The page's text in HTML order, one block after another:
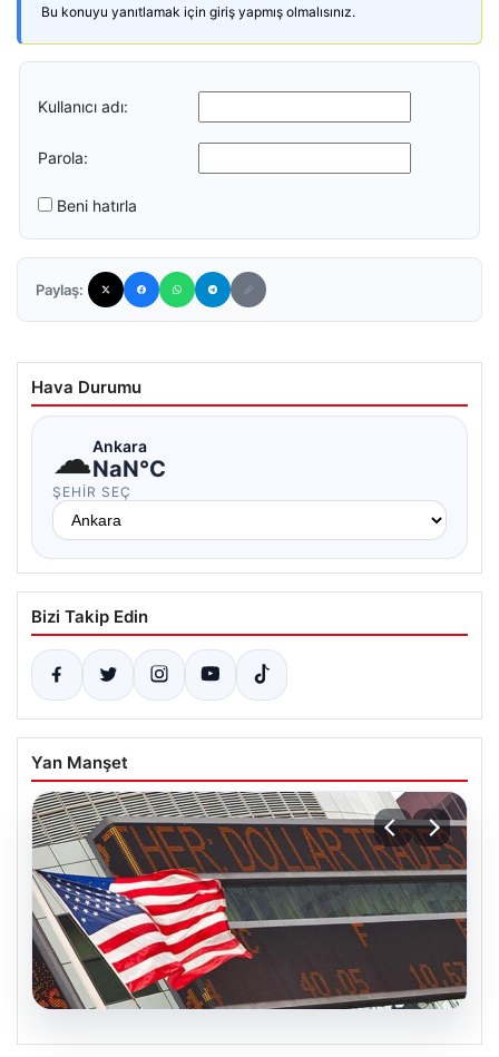
Bu konuyu yanıtlamak için giriş yapmış olmalısınız.
Kullanıcı adı:
Parola:
Beni hatırla
Paylaş:
Hava Durumu
☁Ankara
NaN°C
ŞEHIR SEÇ
Bizi Takip Edin
Yan Manşet
04.08.2026